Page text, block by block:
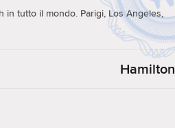
in tutto il mondo. Parigi, Los Angeles,
Hamilton